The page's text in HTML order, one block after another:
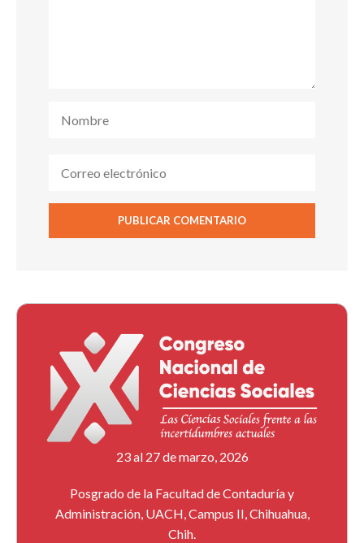
23 al 27 de marzo, 2026
Posgrado de la Facultad de Contaduría y
Administración, UACH, Campus II, Chihuahua,
Chih.